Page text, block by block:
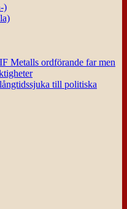
)
Metalls ordförande far men
till politiska